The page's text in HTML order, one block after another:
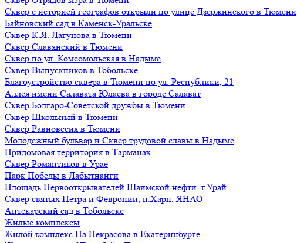
Сквер с историей географов открыли по улице Дзержинского в Тюмени
Байновский сад в Каменск-Уральске
Сквер К.Я. Лагунова в Тюмени
Сквер Славянский в Тюмени
Сквер по ул. Комсомольская в Надыме
Сквер Выпускников в Тобольске
Благоустройство сквера в Тюмени по ул. Республики, 21
Аллея имени Салавата Юлаева в городе Салават
Сквер Болгаро-Советской дружбы в Тюмени
Сквер Школьный в Тюмени
Сквер Равновесия в Тюмени
Молодежный бульвар и Сквер трудовой славы в Надыме
Придомовая территория в Тарманах
Сквер Романтиков в Урае
Парк Победы в Лабытнанги
Площадь Первооткрывателей Шаимской нефти, г.Урай
Сквер святых Петра и Февронии, п.Харп, ЯНАО
Аптекарский сад в Тобольске
Жилые комплексы
Жилой комплекс На Некрасова в Екатеринбурге